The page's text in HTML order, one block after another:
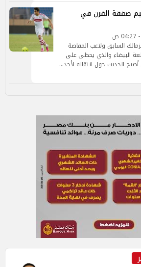
صفقة القرن في
السابق ولاعب المقاصة
البيضاء والذي يحظى على
الحديث حول انتقاله لأحد…